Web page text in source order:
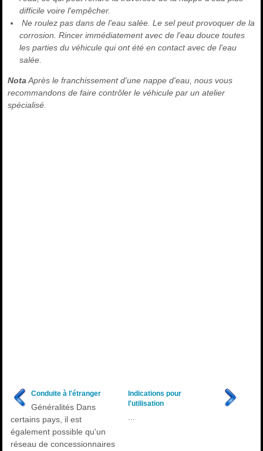
difficile voire l'empêcher.
Ne roulez pas dans de l'eau salée. Le sel peut provoquer de la
corrosion. Rincer immédiatement avec de l'eau douce toutes
les parties du véhicule qui ont été en contact avec de l'eau
salée.
Nota Après le franchissement d'une nappe d'eau, nous vous
recommandons de faire contrôler le véhicule par un atelier
spécialisé.
Conduite à l'étranger
Généralités Dans
certains pays, il est
également possible qu'un
réseau de concessionnaires
Indications pour
l'utilisation